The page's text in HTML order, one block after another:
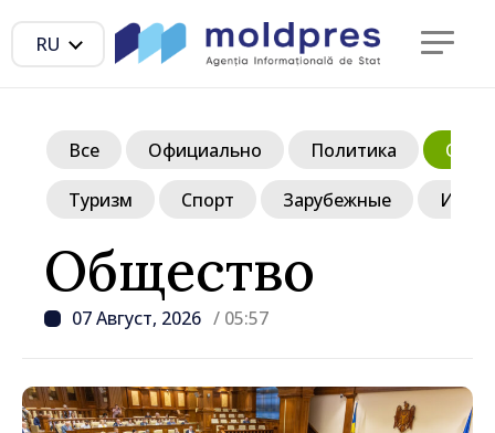
RU
Общество
07 Август, 2026 / 05:57
Все Официально Политика
Туризм Спорт Зарубежные